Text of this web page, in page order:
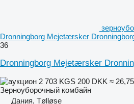
Dronningborg Mejetærsker
36
Dronningborg Mejetærsker
2 703 KGS 200 DKK ≈
Зерноуборочный комбайн
Дания, Tølløse